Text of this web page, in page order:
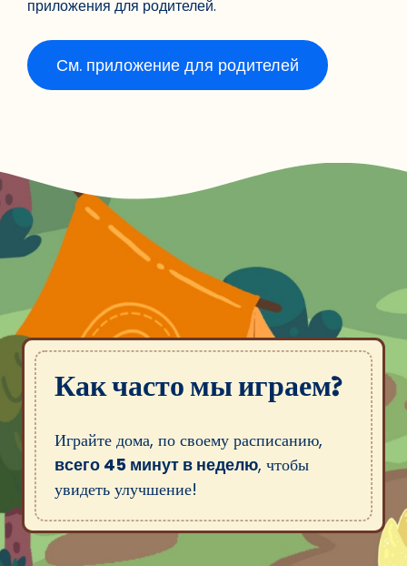
приложения для родителей.
См. приложение для родителей
Как часто мы играем?
Играйте дома, по своему расписанию,
всего 45 минут в неделю, чтобы
увидеть улучшение!